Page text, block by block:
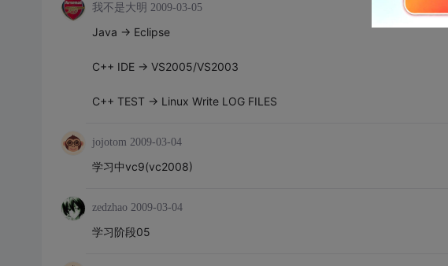
我不是大明 2009-03-05
Java -> Eclipse
C++ IDE -> VS2005/VS2003
C++ TEST -> Linux Write LOG FILES
jojotom 2009-03-04
学习中vc9(vc2008)
zedzhao 2009-03-04
学习阶段05